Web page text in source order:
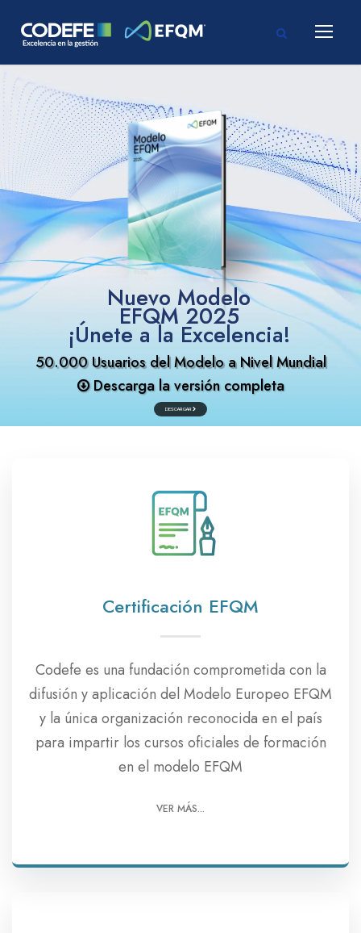
50.000 Usuarios del Modelo a Nivel Mundial
Descarga la versión completa
DESCARGAR
Nuevo Modelo
EFQM 2025
¡Únete a la Excelencia!
Certificación EFQM
Codefe es una fundación comprometida con la
difusión y aplicación del Modelo Europeo EFQM
y la única organización reconocida en el país
para impartir los cursos oficiales de formación
en el modelo EFQM
VER MÁS...